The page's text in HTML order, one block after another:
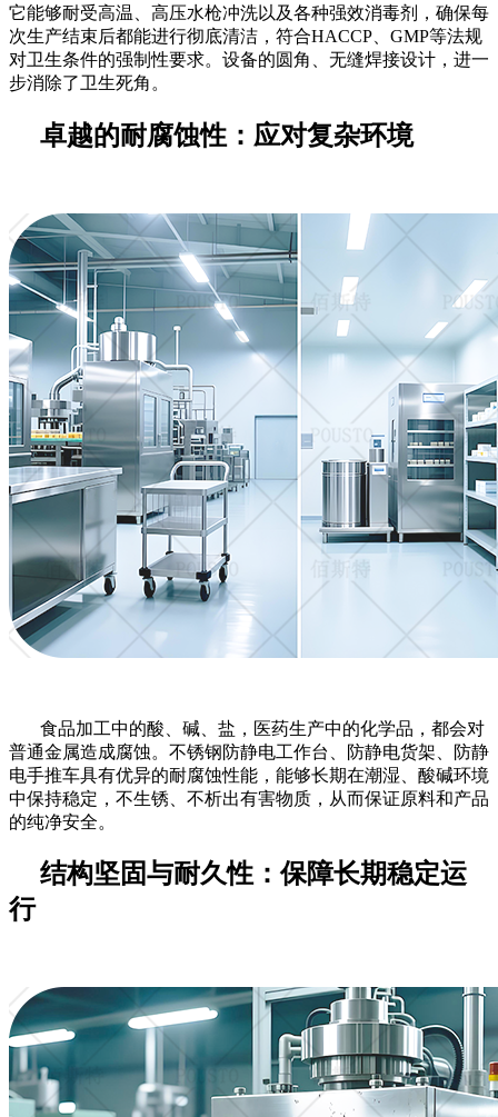
它能够耐受高温、高压水枪冲洗以及各种强效消毒剂，确保每
次生产结束后都能进行彻底清洁，符合HACCP、GMP等法规
对卫生条件的强制性要求。设备的圆角、无缝焊接设计，进一
步消除了卫生死角。
卓越的耐腐蚀性：应对复杂环境
食品加工中的酸、碱、盐，医药生产中的化学品，都会对
普通金属造成腐蚀。不锈钢防静电工作台、防静电货架、防静
电手推车具有优异的耐腐蚀性能，能够长期在潮湿、酸碱环境
中保持稳定，不生锈、不析出有害物质，从而保证原料和产品
的纯净安全。
结构坚固与耐久性：保障长期稳定运
行